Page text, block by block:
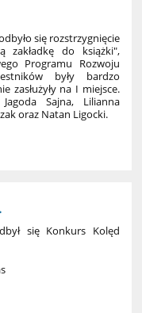
się rozstrzygnięcie
zakładkę do książki",
Programu Rozwoju
były bardzo
zasłużyły na I miejsce.
Sajna, Lilianna
oraz Natan Ligocki.
się Konkurs Kolęd